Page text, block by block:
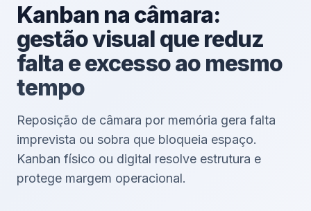
Kanban na câmara:
gestão visual que reduz
falta e excesso ao mesmo
tempo
Reposição de câmara por memória gera falta
imprevista ou sobra que bloqueia espaço.
Kanban físico ou digital resolve estrutura e
protege margem operacional.